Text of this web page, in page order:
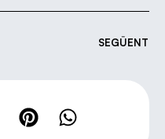
SEGÜENT